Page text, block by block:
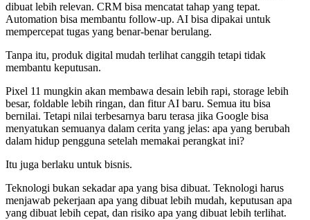
dibuat lebih relevan. CRM bisa mencatat tahap yang tepat.
Automation bisa membantu follow-up. AI bisa dipakai untuk
mempercepat tugas yang benar-benar berulang.
Tanpa itu, produk digital mudah terlihat canggih tetapi tidak
membantu keputusan.
Pixel 11 mungkin akan membawa desain lebih rapi, storage lebih
besar, foldable lebih ringan, dan fitur AI baru. Semua itu bisa
bernilai. Tetapi nilai terbesarnya baru terasa jika Google bisa
menyatukan semuanya dalam cerita yang jelas: apa yang berubah
dalam hidup pengguna setelah memakai perangkat ini?
Itu juga berlaku untuk bisnis.
Teknologi bukan sekadar apa yang bisa dibuat. Teknologi harus
menjawab pekerjaan apa yang dibuat lebih mudah, keputusan apa
yang dibuat lebih cepat, dan risiko apa yang dibuat lebih terlihat.